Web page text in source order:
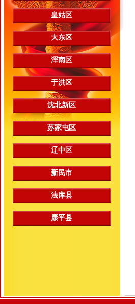
皇姑区
大东区
浑南区
于洪区
沈北新区
苏家屯区
辽中区
新民市
法库县
康平县